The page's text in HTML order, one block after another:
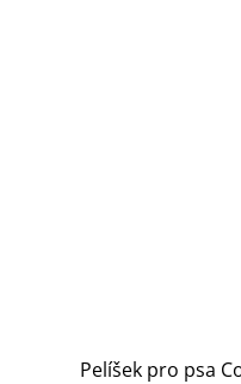
Pelíšek pro psa